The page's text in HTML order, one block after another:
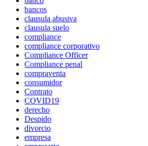
bancos
clausula abusiva
clausula suelo
compliance
compliance corporativo
Compliance Officer
Compliance penal
compraventa
consumidor
Contrato
COVID19
derecho
Despido
divorcio
empresa